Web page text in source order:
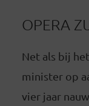
OPERA
Net als bij
minister op
vier jaar